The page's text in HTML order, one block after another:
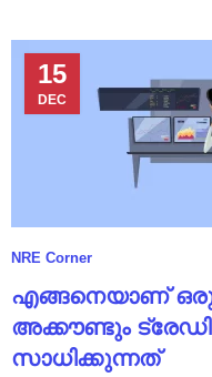
15
DEC
NRE Corner
എങ്ങനെയാണ്
അക്കൗണ്ടും
സാധിക്കുന്നത്